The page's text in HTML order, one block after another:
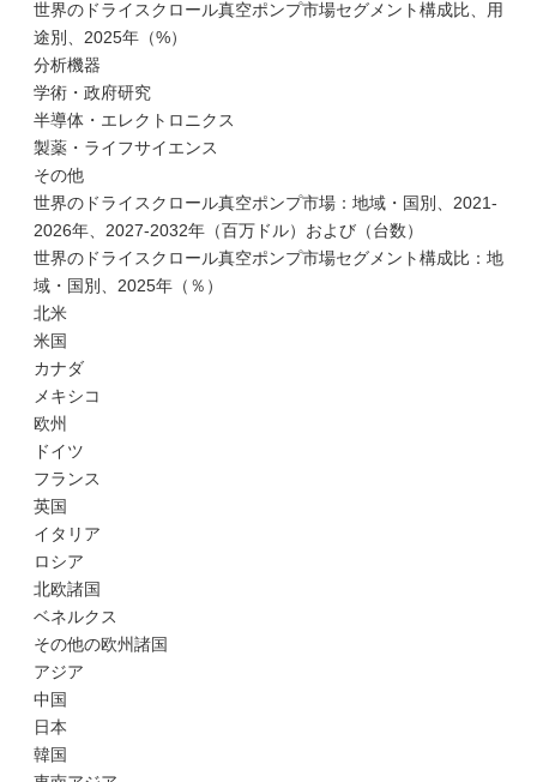
世界のドライスクロール真空ポンプ市場セグメント構成比、用
途別、2025年（%）
分析機器
学術・政府研究
半導体・エレクトロニクス
製薬・ライフサイエンス
その他
世界のドライスクロール真空ポンプ市場：地域・国別、2021-
2026年、2027-2032年（百万ドル）および（台数）
世界のドライスクロール真空ポンプ市場セグメント構成比：地
域・国別、2025年（％）
北米
米国
カナダ
メキシコ
欧州
ドイツ
フランス
英国
イタリア
ロシア
北欧諸国
ベネルクス
その他の欧州諸国
アジア
中国
日本
韓国